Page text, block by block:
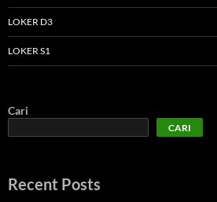
LOKER D3
LOKER S1
Cari
CARI
Recent Posts